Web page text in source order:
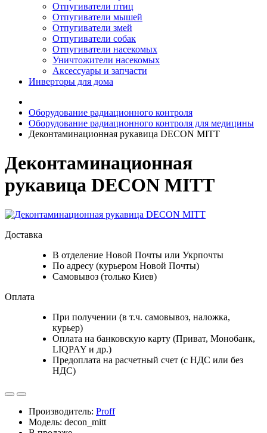
Отпугиватели птиц
Отпугиватели мышей
Отпугиватели змей
Отпугиватели собак
Отпугиватели насекомых
Уничтожители насекомых
Аксессуары и запчасти
Инверторы для дома
Оборудование радиационного контроля
Оборудование радиационного контроля для медицины
Деконтаминационная рукавица DECON MITT
Деконтаминационная
рукавица DECON MITT
Доставка
В отделение Новой Почты или Укрпочты
По адресу (курьером Новой Почты)
Самовывоз (только Киев)
Оплата
При получении (в т.ч. самовывоз, наложка,
курьер)
Оплата на банковскую карту (Приват, Монобанк,
LIQPAY и др.)
Предоплата на расчетный счет (с НДС или без
НДС)
Производитель: Proff
Модель: decon_mitt